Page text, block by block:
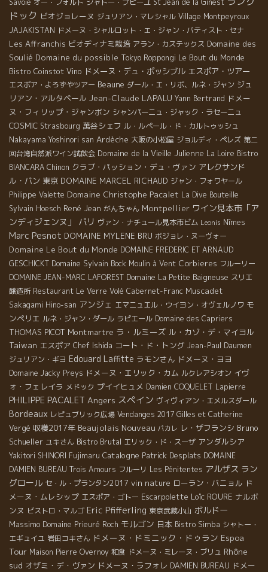
Savoie オー・フォルト シャトー・プピーユ St Jean de la Ginest
ドック ビオジョレーヌ ジュリアン・マレシャル Village Montpeyroux
JAJAKISTAN ドメーヌ・シャルロット・エ・ジャン・バティスト・セナ
Les Affranchis ビオディナミ栽培 アラン・カステックス Domaine des
Soulié Domaine du possible Tokyo Roppongi Le Bout du Monde
Bistro Coinstot Vino ドメーヌ・デュ・ポッシブル エスポア・ツアー
エスポア・よろずやツアー Beaune ダール・エ・リボ、ルネ・ジャン ジュ
リアン・アルタベール Jean-Claude LAPALU Yann Bertrand ドメー
ヌ・フィリップ・ジャンボン シャンパーニュ・ジャック・ラセーニュ
COSMIC Strasbourg 萬谷シェフ ル・ルペール・ド・カルトゥッシュ
Nakayama Yoshinori san Ardèche 大阪の小松屋 ジョルディ・ペレズ 第二
回台湾自然派ワイン試飲会 Domaine de la Vieille Julienne La Loire Bistro
BIANCARA Chinon クラブ・パッション・デュ・ヴァン アレクサンド
ル・バン 東京 DOMAINE MARCEL RICHAUD ジャン・フォワヤール
Philippe Valette Domaine Christophe Pacalet La Dive Bouteille
Sylvain Hoesch René Jean がんちゃん Montpellier ワイン見本市「ア
ンディジェンヌ」
パリ ヴァン・ナチュール見本市ビム Leonis Nîmes
Marc Pesnot DOMAINE MYLENE BRU ボジョレ・ヌーヴォー
Domaine Le Bout du Monde DOMAINE FREDERIC ET ARNAUD
GESCHICKT Domaine Sylvain Bock Moulin à Vent Corbieres フルーリー
DOMAINE JEAN-MARC LAFOREST Domaine La Petite Baigneuse スリエ
醸造所 Restaurant Le Verre Volé Cabernet-Franc Muscadet
Sakagami Hino-san アンジェ エマニュエル・ウイヨン・オヴェルノワ モ
ンペリエ ルネ・ジャン・ダール ラピエール Domaine des Capriers
THOMAS PICOT Montmartre ラ・ルミーズ ル・カゾ・デ・マイヨル
Taiwan エスポア Chef Ishida コート・ド・トング Jean-Paul Daumen
ジュリアン・ギヨ Edouard Laffitte ラモンさん ドメーヌ・ヨヨ
Domaine Jacky Preys ドメーヌ・エリック・カム ルクレアシオン イヴ
ォ・フェレイラ メドック プイイヒュメ Damien COQUELET Lapierre
PHILIPPE PACALET Angers スペイン ヴィヴィアン・エメルスダール
Bordeaux レピュブリック広場 Vendanges 2017 Gilles et Catherine
Vergé 収穫2017年 Beaujolais Nouveau パカレ レ・ザフランシ Bruno
Schueller ユキさん Bistro Brutal エリック・ド・スーザ アンダルシア
Yakitori SHINORI Fujimaru Catalogne Patrick Desplats DOMAINE
DAMIEN BUREAU Trois Amours フルーリ Les Pénitentes アルザス ラン
グロール セ・ル・プランタン2017 vin nature ローラン・バニョル ド
メーヌ・ムレシップ エスポア・ゴトー Escarpolette Loïc ROURE ナルボ
ンヌ ビストロ・マルゴ Eric Pfifferling 東京武蔵小山 ボルドー
Massimo Domaine Prieuré Roch モルゴン 日本 Bistro Simba シャトー・
エギュイユ 岩田コキさん ドメーヌ・ドミニック・ドゥラン Espoa
Tour Maison Pierre Overnoy 和食 ドメーヌ・ミレーヌ・ブリュ Rhône
sud オザミ・デ・ヴァン ドメーヌ・ラフォレ DAMIEN BUREAU ドメー